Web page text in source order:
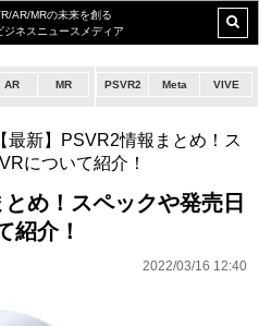
AR/MRの未来を創る
ジネスニュースメディア
AR MR PSVR2 Meta VIVE
【最新】PSVR2情報まとめ！ス
について紹介！
とめ！スペックや発売日
紹介！
2022/03/16 12:40